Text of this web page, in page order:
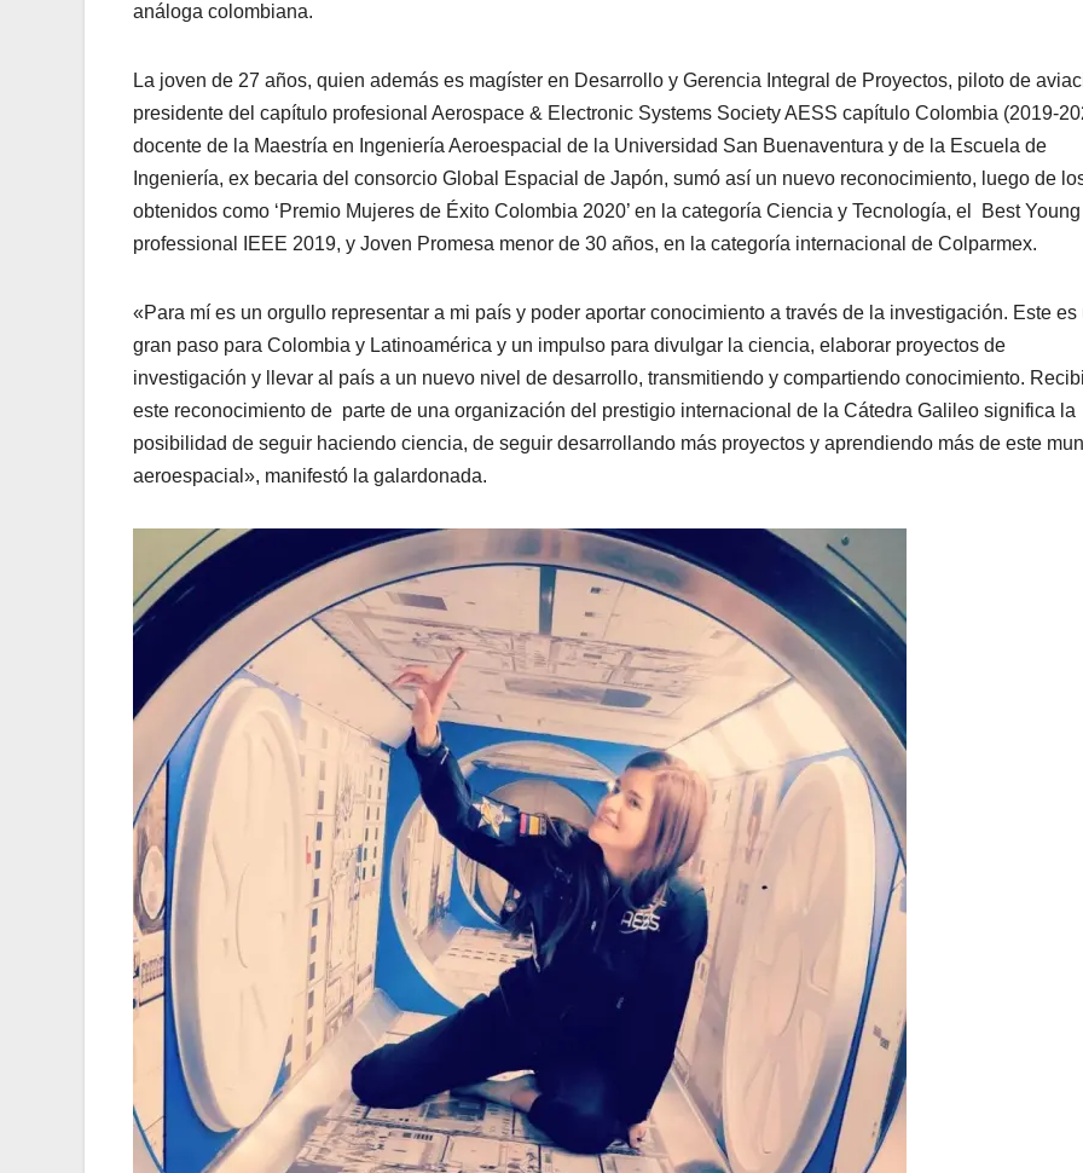
análoga colombiana.
La joven de 27 años, quien además es magíster en Desarrollo y Gerencia Integral de Proyectos, piloto de
presidente del capítulo profesional Aerospace & Electronic Systems Society AESS capítulo Colombia (2019-
docente de la Maestría en Ingeniería Aeroespacial de la Universidad San Buenaventura y de la Escuela de
Ingeniería, ex becaria del consorcio Global Espacial de Japón, sumó así un nuevo reconocimiento, luego de
obtenidos como ‘Premio Mujeres de Éxito Colombia 2020’ en la categoría Ciencia y Tecnología, el Best Young
professional IEEE 2019, y Joven Promesa menor de 30 años, en la categoría internacional de Colparmex.
«Para mí es un orgullo representar a mi país y poder aportar conocimiento a través de la investigación. Este es
gran paso para Colombia y Latinoamérica y un impulso para divulgar la ciencia, elaborar proyectos de
investigación y llevar al país a un nuevo nivel de desarrollo, transmitiendo y compartiendo conocimiento.
este reconocimiento de parte de una organización del prestigio internacional de la Cátedra Galileo significa la
posibilidad de seguir haciendo ciencia, de seguir desarrollando más proyectos y aprendiendo más de este
aeroespacial», manifestó la galardonada.